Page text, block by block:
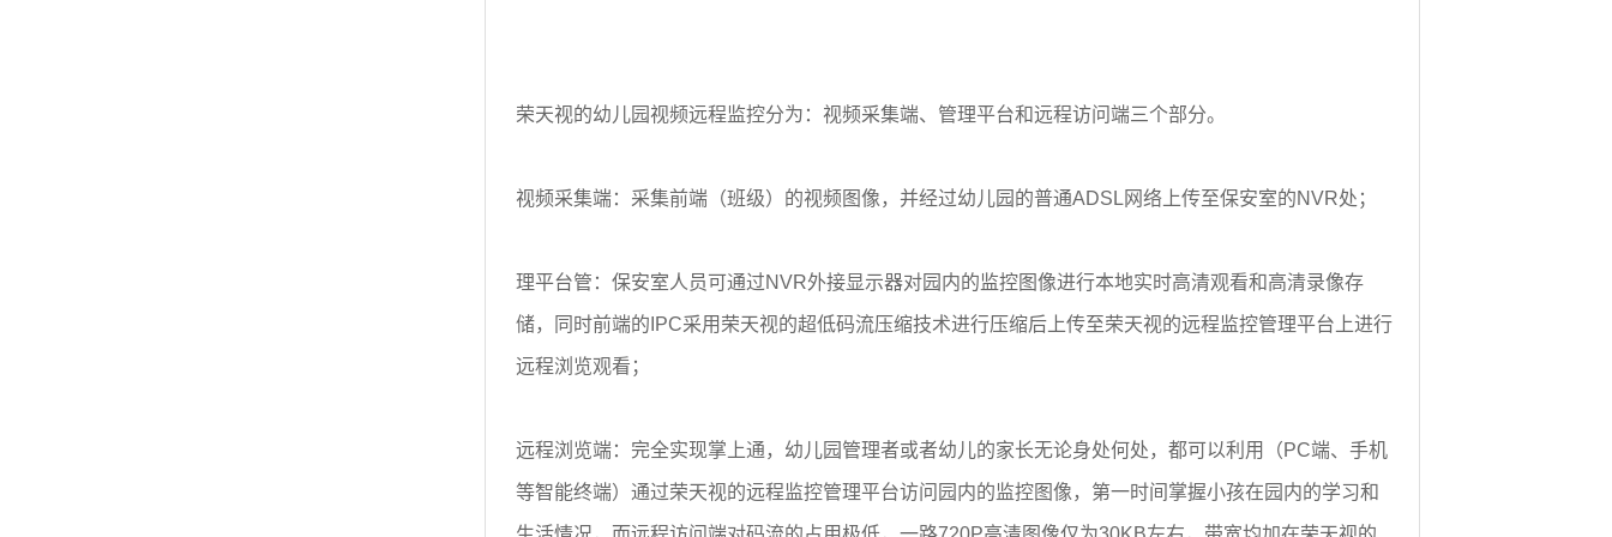
荣天视的幼儿园视频远程监控分为：视频采集端、管理平台和远程访问端三个部分。
视频采集端：采集前端（班级）的视频图像，并经过幼儿园的普通ADSL网络上传至保安室的NVR处；
理平台管：保安室人员可通过NVR外接显示器对园内的监控图像进行本地实时高清观看和高清录像存
储，同时前端的IPC采用荣天视的超低码流压缩技术进行压缩后上传至荣天视的远程监控管理平台上进行
远程浏览观看；
远程浏览端：完全实现掌上通，幼儿园管理者或者幼儿的家长无论身处何处，都可以利用（PC端、手机
等智能终端）通过荣天视的远程监控管理平台访问园内的监控图像，第一时间掌握小孩在园内的学习和